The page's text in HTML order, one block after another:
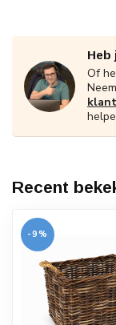
Heb
Of
Recent
-9%